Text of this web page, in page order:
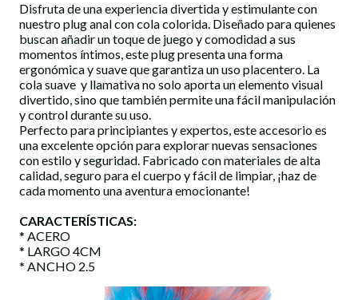
Disfruta de una experiencia divertida y estimulante con
nuestro plug anal con cola colorida. Diseñado para quienes
buscan añadir un toque de juego y comodidad a sus
momentos íntimos, este plug presenta una forma
ergonómica y suave que garantiza un uso placentero. La
cola suave y llamativa no solo aporta un elemento visual
divertido, sino que también permite una fácil manipulación
y control durante su uso.
Perfecto para principiantes y expertos, este accesorio es
una excelente opción para explorar nuevas sensaciones
con estilo y seguridad. Fabricado con materiales de alta
calidad, seguro para el cuerpo y fácil de limpiar, ¡haz de
cada momento una aventura emocionante!
CARACTERÍSTICAS:
* ACERO
* LARGO 4CM
* ANCHO 2.5